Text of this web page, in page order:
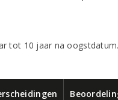
tot 10 jaar na oogstdatum.